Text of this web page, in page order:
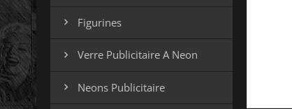
 Figurines
 Verre Publicitaire A Neon
 Neons Publicitaire